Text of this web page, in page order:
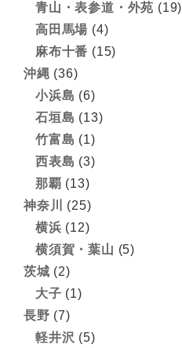
青山・表参道・外苑 (19)
高田馬場 (4)
麻布十番 (15)
沖縄 (36)
小浜島 (6)
石垣島 (13)
竹富島 (1)
西表島 (3)
那覇 (13)
神奈川
(25)
横浜 (12)
横須賀・葉山 (5)
茨城 (2)
大子 (1)
長野 (7)
軽井沢 (5)